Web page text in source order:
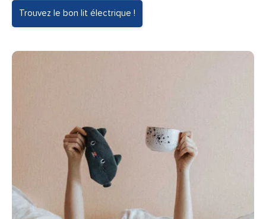
Trouvez le bon lit électrique !